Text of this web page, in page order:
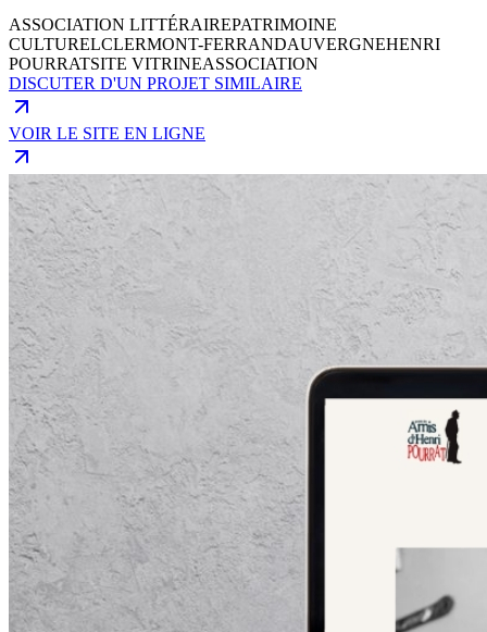
ASSOCIATION LITTÉRAIREPATRIMOINE
CULTURELCLERMONT-FERRANDAUVERGNEHENRI
POURRATSITE VITRINEASSOCIATION
DISCUTER D'UN PROJET SIMILAIRE
VOIR LE SITE EN LIGNE